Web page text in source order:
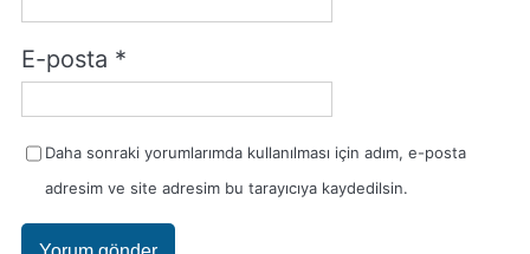
E-posta *
Daha sonraki yorumlarımda kullanılması için adım, e-posta
adresim ve site adresim bu tarayıcıya kaydedilsin.